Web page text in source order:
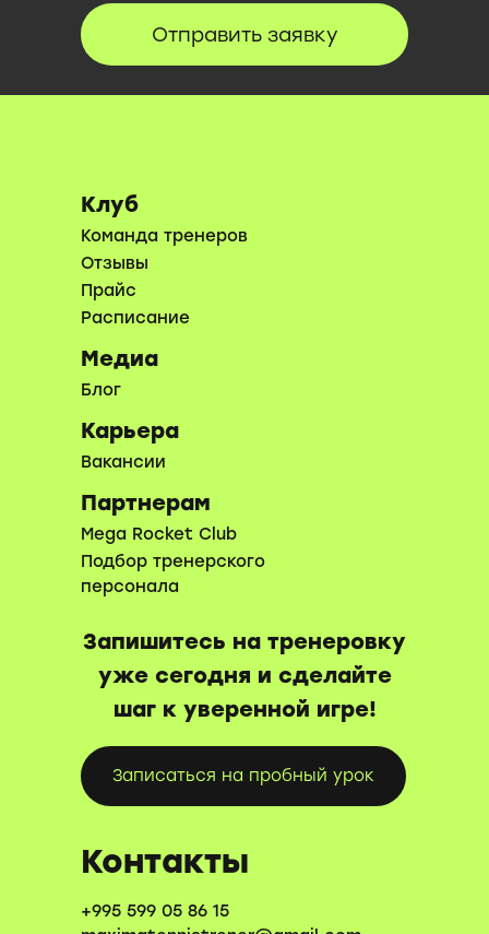
Отправить заявку
Записаться на пробный урок
+995 599 05 86 15
Контакты
Клуб
Партнерам
Медиа
Карьера
Запишитесь на тренеровку
уже сегодня и сделайте
шаг к уверенной игре!
Вакансии
Блог
Отзывы
Команда тренеров
Mega Rocket Club
Подбор тренерского
персонала
Расписание
Прайс